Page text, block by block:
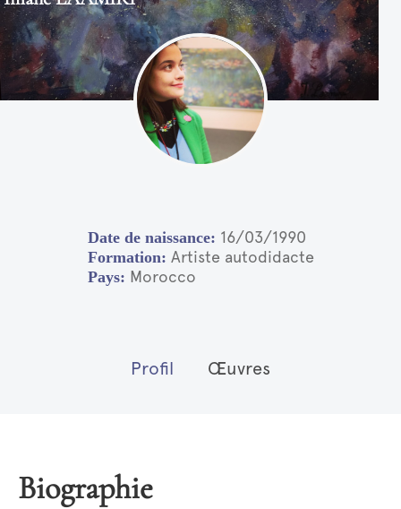
16/03/1990
Artiste autodidacte
Morocco
Profil Œuvres
Biographie